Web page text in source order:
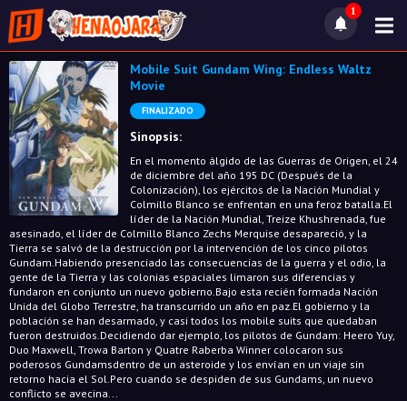
1
Mobile Suit Gundam Wing: Endless Waltz
Movie
FINALIZADO
Sinopsis:
En el momento álgido de las Guerras de Origen, el 24
de diciembre del año 195 DC (Después de la
Colonización), los ejércitos de la Nación Mundial y
Colmillo Blanco se enfrentan en una feroz batalla.El
líder de la Nación Mundial, Treize Khushrenada, fue
asesinado, el líder de Colmillo Blanco Zechs Merquise desapareció, y la
Tierra se salvó de la destrucción por la intervención de los cinco pilotos
Gundam.Habiendo presenciado las consecuencias de la guerra y el odio, la
gente de la Tierra y las colonias espaciales limaron sus diferencias y
fundaron en conjunto un nuevo gobierno.Bajo esta recién formada Nación
Unida del Globo Terrestre, ha transcurrido un año en paz.El gobierno y la
población se han desarmado, y casi todos los mobile suits que quedaban
fueron destruidos.Decidiendo dar ejemplo, los pilotos de Gundam: Heero Yuy,
Duo Maxwell, Trowa Barton y Quatre Raberba Winner colocaron sus
poderosos Gundamsdentro de un asteroide y los envían en un viaje sin
retorno hacia el Sol.Pero cuando se despiden de sus Gundams, un nuevo
conflicto se avecina...